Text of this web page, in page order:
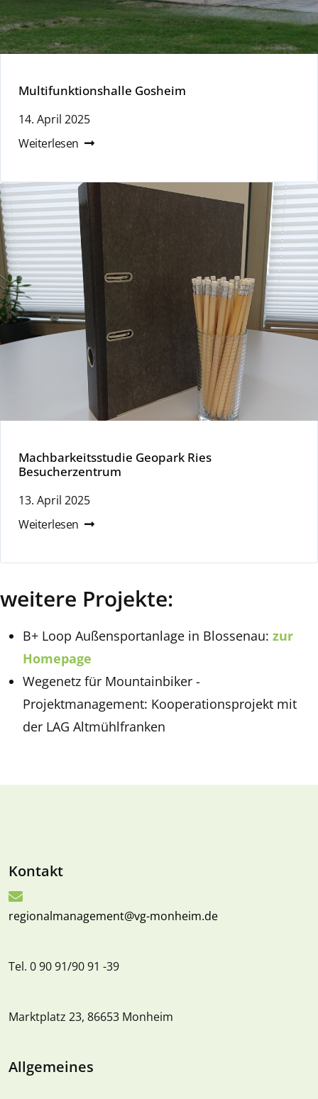
Multifunktionshalle Gosheim
14. April 2025
Weiterlesen
Machbarkeitsstudie Geopark Ries
Besucherzentrum
13. April 2025
Weiterlesen
weitere Projekte:
B+ Loop Außensportanlage in Blossenau: zur
Homepage
Wegenetz für Mountainbiker -
Projektmanagement: Kooperationsprojekt mit
der LAG Altmühlfranken
Kontakt
regionalmanagement@vg-monheim.de
Tel. 0 90 91/90 91 -39
Marktplatz 23, 86653 Monheim
Allgemeines